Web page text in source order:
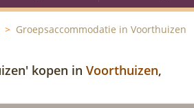
Groepsaccommodatie in Voorthuizen
kopen in Voorthuizen,